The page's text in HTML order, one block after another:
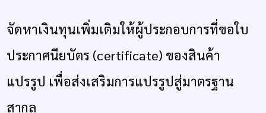
จัดหาเงินทุนเพิ่มเติมให้ผู้ประกอบการที่ขอใบ
ประกาศนียบัตร (certificate) ของสินค้า
แปรรูป เพื่อส่งเสริมการแปรรูปสู่มาตรฐาน
สากล